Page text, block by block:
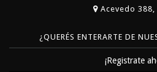
Acevedo 388,
¿QUERÉS ENTERARTE DE
¡Registrate